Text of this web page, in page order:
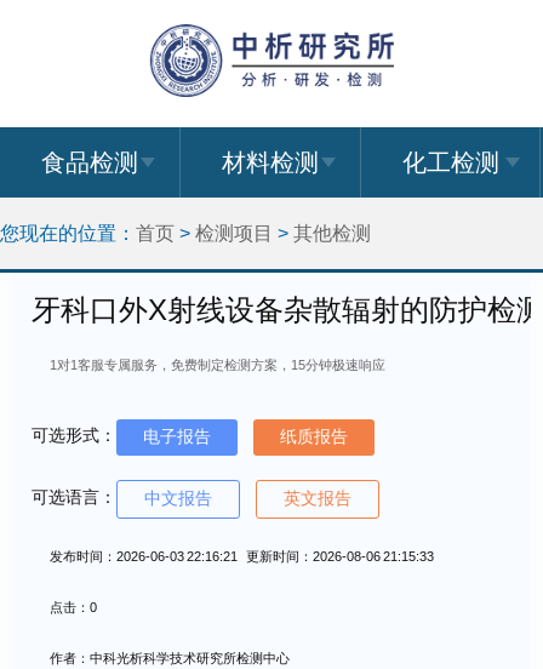
食品检测 材料检测 化工检测
您现在的位置： 首页 > 检测项目 > 其他检测
牙科口外X射线设备杂散辐射的防护检
1对1客服专属服务，免费制定检测方案，15分钟极速响应
可选形式： 电子报告 纸质报告
可选语言： 中文报告 英文报告
发布时间：2026-06-03 22:16:21 更新时间：2026-08-06 21:15:33
点击：0
作者：中科光析科学技术研究所检测中心